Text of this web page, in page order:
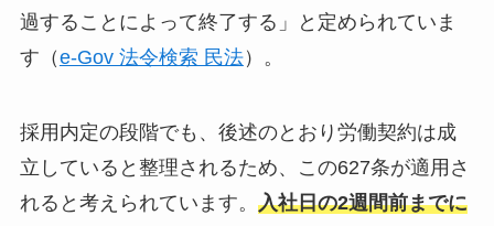
過することによって終了する」と定められていま
す（e-Gov 法令検索 民法）。
採用内定の段階でも、後述のとおり労働契約は成
立していると整理されるため、この627条が適用さ
れると考えられています。 入社日の2週間前までに